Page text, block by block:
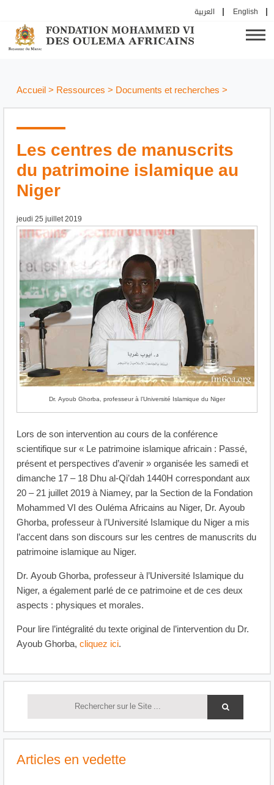
العربية English
Accueil> Ressources > Documents et recherches >
Les centres de manuscrits
du patrimoine islamique au
Niger
jeudi 25 juillet 2019
Dr. Ayoub Ghorba, professeur à l’Université Islamique du Niger
Lors de son intervention au cours de la conférence
scientifique sur « Le patrimoine islamique africain : Passé,
présent et perspectives d’avenir » organisée les samedi et
dimanche 17 – 18 Dhu al-Qi’dah 1440H correspondant aux
20 – 21 juillet 2019 à Niamey, par la Section de la Fondation
Mohammed VI des Ouléma Africains au Niger, Dr. Ayoub
Ghorba, professeur à l’Université Islamique du Niger a mis
l’accent dans son discours sur les centres de manuscrits du
patrimoine islamique au Niger.
Dr. Ayoub Ghorba, professeur à l’Université Islamique du
Niger, a également parlé de ce patrimoine et de ces deux
aspects : physiques et morales.
Pour lire l’intégralité du texte original de l’intervention du Dr.
Ayoub Ghorba, cliquez ici.
Articles en vedette